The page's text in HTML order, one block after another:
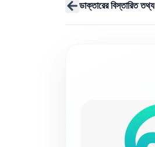
ডাক্তারের বিস্তারিত তথ্য